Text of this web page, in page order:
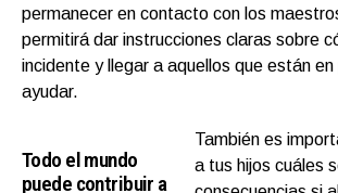
permanecer en contacto con los
permitirá dar instrucciones claras sobre
incidente y llegar a aquellos que están
ayudar.
Todo el mundo
puede contribuir a
También es
a tus hijos cuáles